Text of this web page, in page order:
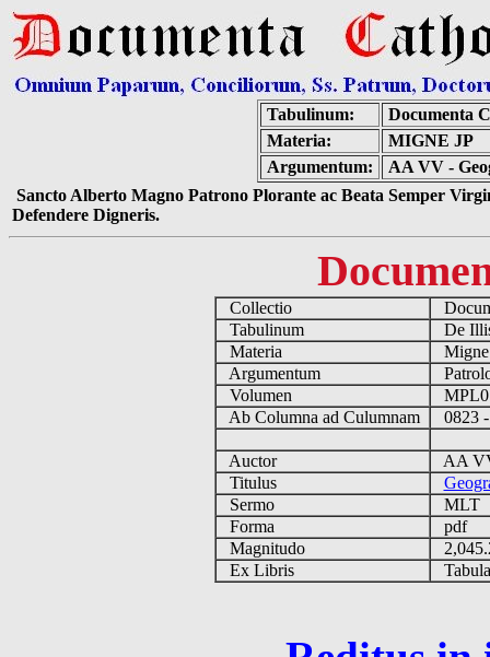
Tabulinum:
Documenta
Materia:
MIGNE JP
Argumentum:
AA VV -
Sancto Alberto Magno Patrono Plorante ac Beata Semper
Defendere Digneris.
Collectio
Tabulinum
De
Materia
Argumentum
Volumen
Ab Columna ad Culumnam
0823
Auctor
AA
Titulus
Sermo
MLT
Forma
pdf
Magnitudo
Ex Libris